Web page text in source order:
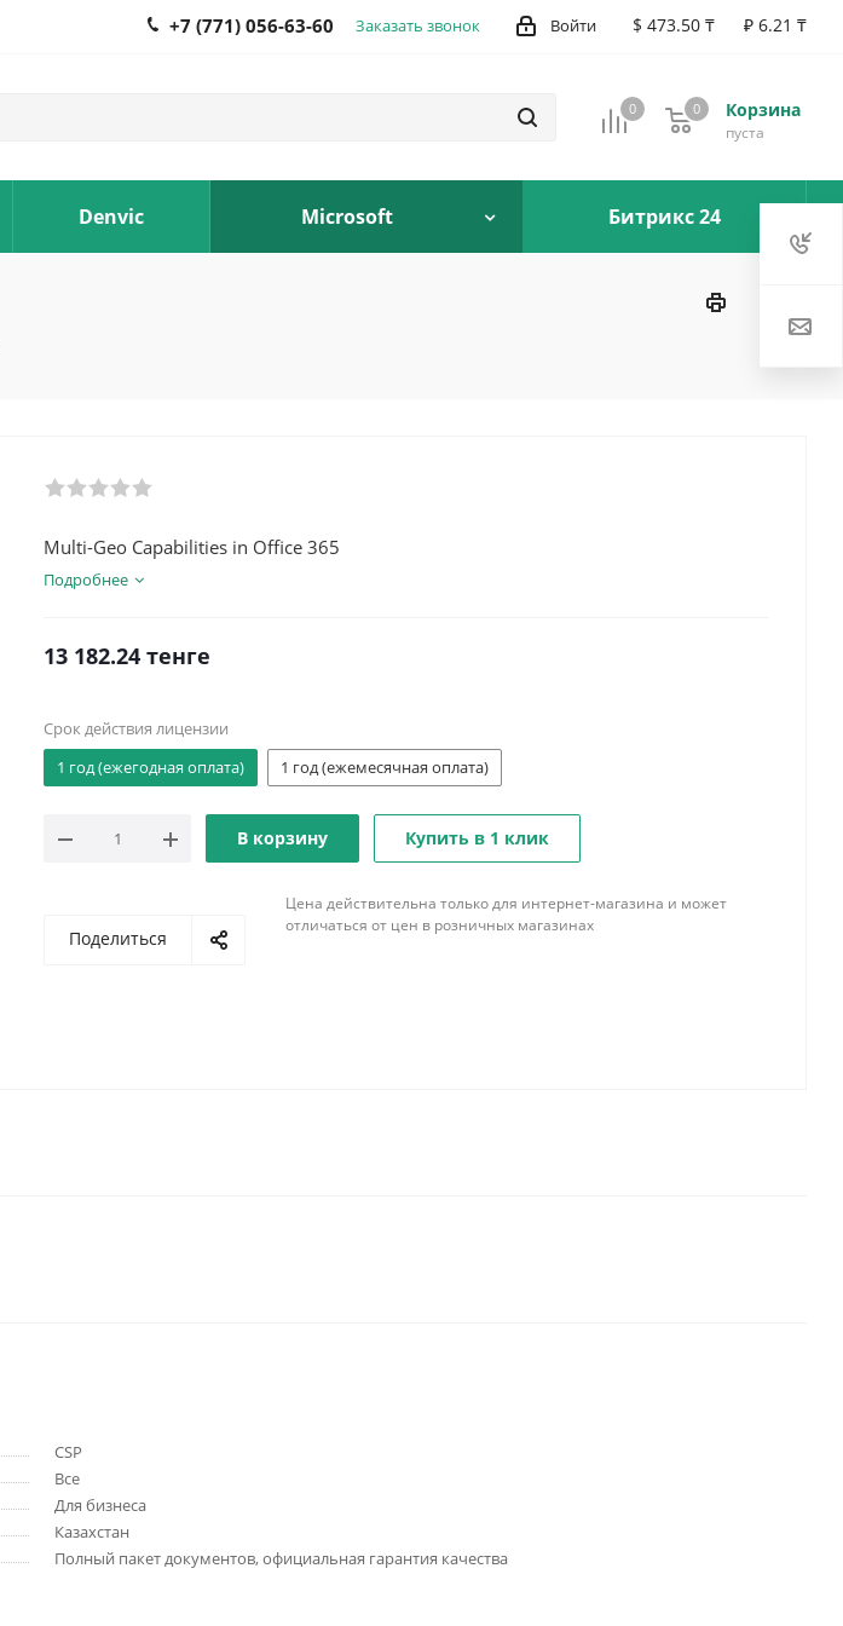
$ 473.50 ₸ ₽ 6.21 ₸
Войти
+7 (771) 056-63-60 Заказать звонок
0 Корзина
0
пуста
0
Denvic Microsoft Битрикс 24
Multi-Geo Capabilities in Office 365
Подробнее
13 182.24 тенге
Срок действия лицензии
1 год (ежегодная оплата)
1 год (ежемесячная оплата)
В корзину Купить в 1 клик
Поделиться
Цена действительна только для интернет-магазина и может
отличаться от цен в розничных магазинах
CSP
Все
Для бизнеса
Казахстан
Полный пакет документов, официальная гарантия качества